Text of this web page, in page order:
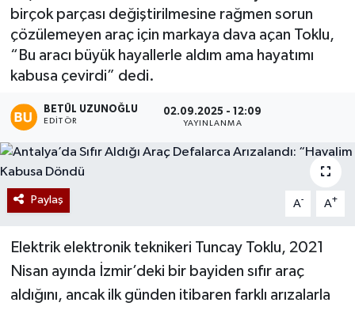
birçok parçası değiştirilmesine rağmen sorun
çözülemeyen araç için markaya dava açan Toklu,
“Bu aracı büyük hayallerle aldım ama hayatımı
kabusa çevirdi” dedi.
BETÜL UZUNOĞLU
EDITÖR
02.09.2025 - 12:09
YAYINLANMA
Paylaş A- A+
Elektrik elektronik teknikeri Tuncay Toklu, 2021
Nisan ayında İzmir’deki bir bayiden sıfır araç
aldığını, ancak ilk günden itibaren farklı arızalarla